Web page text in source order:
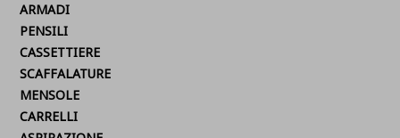
ARMADI
PENSILI
CASSETTIERE
SCAFFALATURE
MENSOLE
CARRELLI